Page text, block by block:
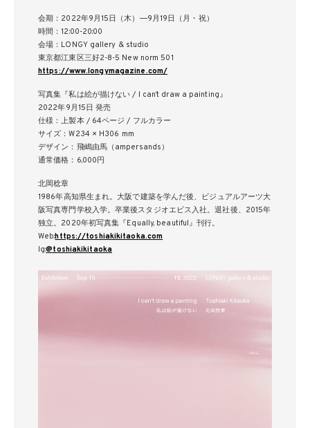
会期：2022年9月15日（木）―9月19日（月・祝）
時間：12:00-20:00
会場：LONGY gallery & studio
東京都江東区三好2-8-5 New norm 501
https://www.longymagazine.com/
写真集『私は絵が描けない / I can’t draw a painting』
2022年9月15日 発売
仕様：上製本 / 64ページ / フルカラー
サイズ：W234 × H306 mm
デザイン：飛嶋由馬（ampersands）
通常価格：6,000円
北岡稔章
1986年高知県生まれ。大阪で建築を学んだ後、ビジュアルアーツ大
阪写真専門学校入学。卒業後スタジオエビス入社。退社後、2015年
独立。2020年初写真集『Equally, beautiful』刊行。
Web:https://toshiakikitaoka.com
Ig:@toshiakikitaoka